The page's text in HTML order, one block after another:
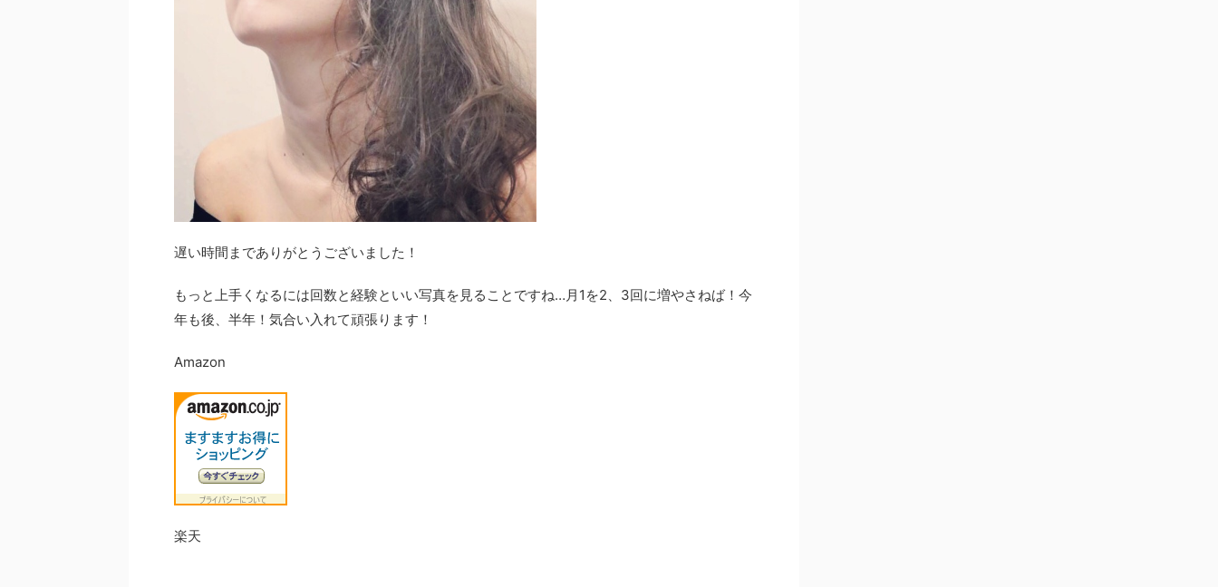
遅い時間までありがとうございました！
もっと上手くなるには回数と経験といい写真を見ることですね…月1を2、3回に増やさねば！今
年も後、半年！気合い入れて頑張ります！
Amazon
楽天